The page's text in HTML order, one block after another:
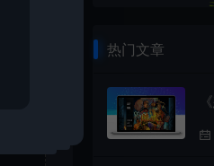
热门文章